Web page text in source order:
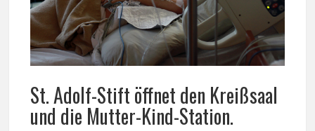
St. Adolf-Stift öffnet den Kreißsaal
und die Mutter-Kind-Station.